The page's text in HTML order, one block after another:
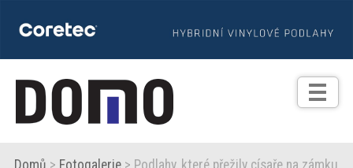
TIPY
Zprávy